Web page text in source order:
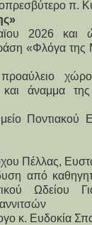
π.
2026 και
«Φλόγα της
και άναμμα
Ποντιακού
Πέλλας,
από
Ωδείου
κ. Ευδοκία